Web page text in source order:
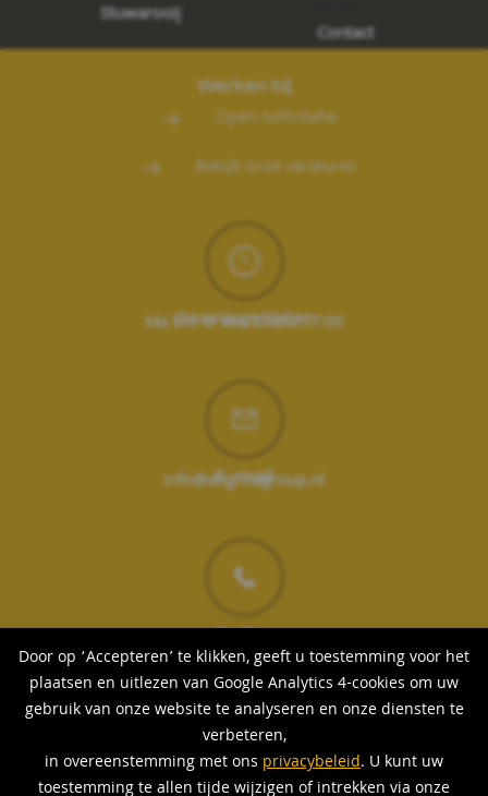
Door op ‘Accepteren’ te klikken, geeft u toestemming voor het
plaatsen en uitlezen van Google Analytics 4-cookies om uw
gebruik van onze website te analyseren en onze diensten te
verbeteren,
in overeenstemming met ons privacybeleid. U kunt uw
toestemming te allen tijde wijzigen of intrekken via onze
Stuwarooij
Contact
Werken bij
Open sollicitatie
Bekijk onze vacatures
Openingstijden
Ma t/m vr van 09:00/17:00
E-mail
info@angrisagroup.nl
Feedback
Zo help je ons verder